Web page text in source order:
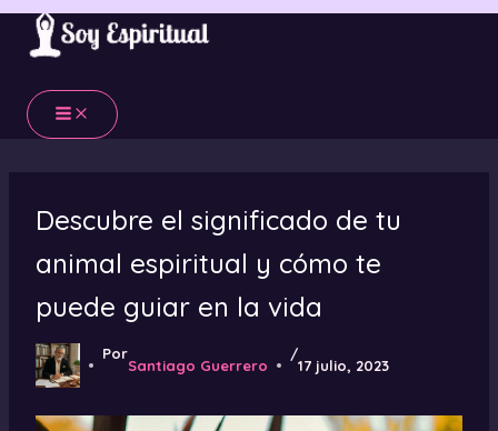
Ir
contenido
Descubre el significado de tu
animal espiritual y cómo te
puede guiar en la vida
Por
Santiago Guerrero
/
17 julio, 2023